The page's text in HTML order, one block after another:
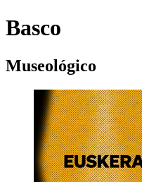
Basco
Museológico